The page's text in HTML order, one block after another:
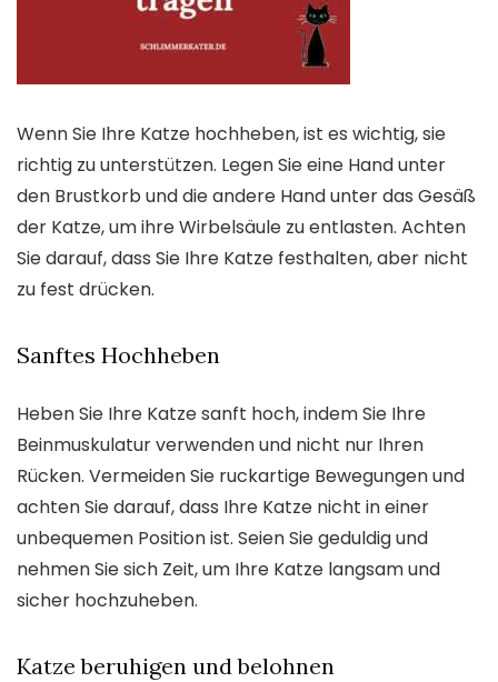
Wenn Sie Ihre Katze hochheben, ist es wichtig, sie
richtig zu unterstützen. Legen Sie eine Hand unter
den Brustkorb und die andere Hand unter das Gesäß
der Katze, um ihre Wirbelsäule zu entlasten. Achten
Sie darauf, dass Sie Ihre Katze festhalten, aber nicht
zu fest drücken.
Sanftes Hochheben
Heben Sie Ihre Katze sanft hoch, indem Sie Ihre
Beinmuskulatur verwenden und nicht nur Ihren
Rücken. Vermeiden Sie ruckartige Bewegungen und
achten Sie darauf, dass Ihre Katze nicht in einer
unbequemen Position ist. Seien Sie geduldig und
nehmen Sie sich Zeit, um Ihre Katze langsam und
sicher hochzuheben.
Katze beruhigen und belohnen